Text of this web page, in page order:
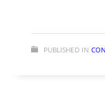
PUBLISHED IN